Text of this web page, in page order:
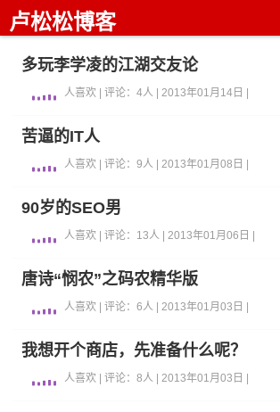
卢松松博客
多玩李学凌的江湖交友论
人喜欢 | 评论：4人 | 2013年01月14日 |
苦逼的IT人
人喜欢 | 评论：9人 | 2013年01月08日 |
90岁的SEO男
人喜欢 | 评论：13人 | 2013年01月06日 |
唐诗“悯农”之码农精华版
人喜欢 | 评论：6人 | 2013年01月03日 |
我想开个商店，先准备什么呢？
人喜欢 | 评论：8人 | 2013年01月03日 |